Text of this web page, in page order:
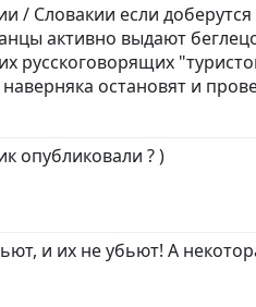
/ Словакии если
активно выдают
русскоговорящих
остановят и
опубликовали ? )
и их не убьют! А